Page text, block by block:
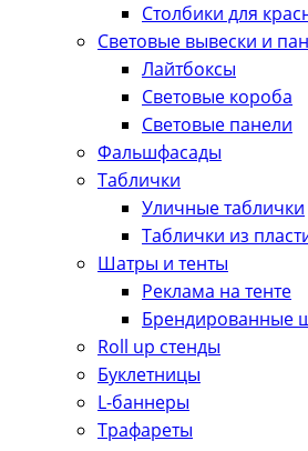
Столбики для
Световые вывески и
Лайтбоксы
Световые короба
Световые панели
Фальшфасады
Таблички
Уличные таблички
Таблички из
Шатры и тенты
Реклама на тенте
Брендированные
Roll up стенды
Буклетницы
L-баннеры
Трафареты